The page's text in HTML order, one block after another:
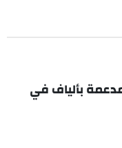
بألياف في